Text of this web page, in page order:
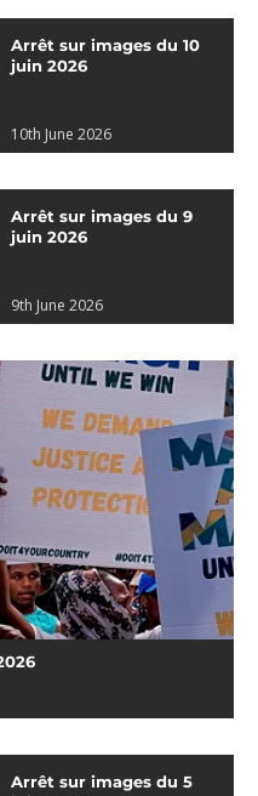
Arrêt sur images du 10
juin 2026
10th June 2026
Arrêt sur images du 9
juin 2026
9th June 2026
Arrêt sur images du 5